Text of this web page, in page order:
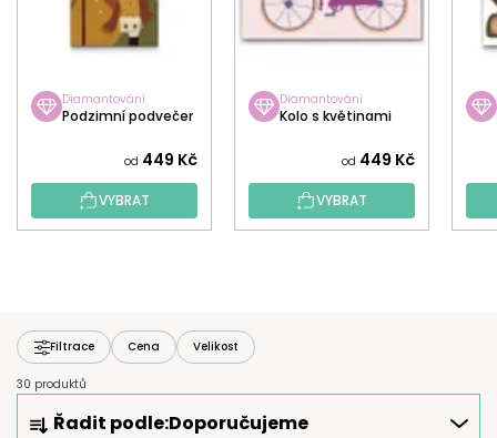
Diamantování
Podzimní podvečer
od 449 Kč
VYBRAT
Diamantování
Kolo s květinami
od 449 Kč
VYBRAT
Filtrace Cena Velikost
30 produktů
Řadit podle:Doporučujeme